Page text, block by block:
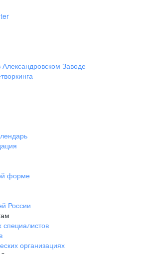
Заводе
форме
России
организациях